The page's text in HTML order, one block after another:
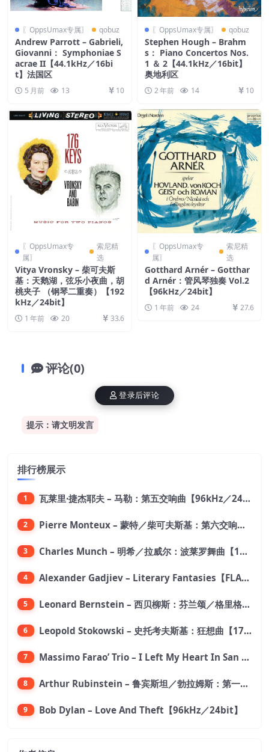
〖OppsUmax专属〗 qobuz
Andrew Parrott – Gabrieli,
Giovanni： Symphoniae S
acrae II【44.1kHz／16bi
t】法国区
5 月前 13 10
〖OppsUmax专属〗 qobuz
Stephen Hough – Brahm
s： Piano Concertos Nos.
1 ＆ 2【44.1kHz／16bit】
奥地利区
2 年前 14 10
〖OppsUmax专
属〗
索尼精
选
Vitya Vronsky – 柴可夫斯
基：天鹅湖，弦乐小夜曲，胡
桃夹子 （钢琴二重奏）【192
kHz／24bit】
1 年前 20 33.6
〖OppsUmax专
属〗
索尼精
选
Gotthard Arnér – Gotthar
d Arnér：管风琴独奏 Vol.2
【96kHz／24bit】
1 年前 24 27.6
评论(0)
提示：请文明发言
登录后评论
排行榜展示
1 瓦莱里·捷杰耶夫 – 马勒：第五交响曲【96kHz／24bit】
2 Pierre Monteux – 蒙特／柴可夫斯基：第六交响曲【176.4kHz／24bit】
3 Charles Munch – 明希／拉威尔：波莱罗舞曲【176.4kHz／24bit】
4 Alexander Gadjiev – Literary Fantasies【FLAC 192】
5 Leonard Bernstein – 西贝柳斯：芬兰颂／格里格：培尔·金特组曲【44.1kHz／24bit】
6 Leopold Stokowski – 史托考夫斯基：狂想曲【176.4kHz／24bit】
7 Massimo Farao’ Trio – I Left My Heart In San Francisco (2.8MHz DSD)【2.8MHz／1bit】
8 Arthur Rubinstein – 鲁宾斯坦／勃拉姆斯：第一钢琴协奏曲【176.4kHz／24bit】
9 Bob Dylan – Love And Theft【96kHz／24bit】